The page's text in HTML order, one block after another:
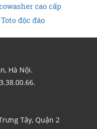
cao cấp
độc đáo
Hà Nội.
Tây, Quận 2